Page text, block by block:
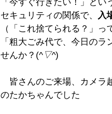
「今すぐ行きたい！」とい
セキュリティの関係で、 入
（「これ捨てられる？」
「粗大ごみ代で、今日の
せんか？(^▽^)
皆さんのご来場、カメラ
のたかちゃんでした